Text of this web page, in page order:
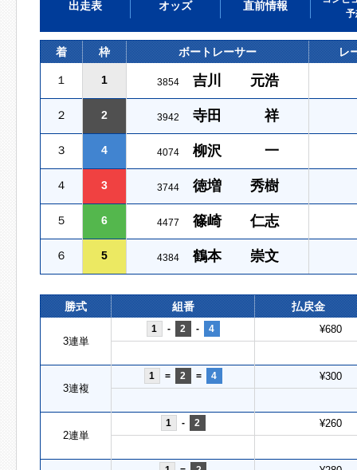
出走表 オッズ 直前情報
予
着 枠 ボートレーサー レ
１ 1 3854 吉川 元浩
２ 2 3942 寺田 祥
３ 4 4074 柳沢 一
４ 3 3744 徳増 秀樹
５ 6 4477 篠崎 仁志
６ 5 4384 鶴本 崇文
勝式 組番 払戻金
3連単
1 - 2 - 4 ¥680
3連複
1 = 2 = 4 ¥300
2連単
1 - 2 ¥260